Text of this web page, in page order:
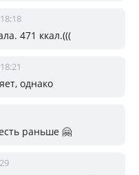
471 ккал.(((
однако
раньше 🤗